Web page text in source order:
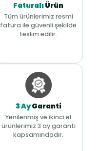
FaturalıÜrün
Tüm ürünlerimiz resmi
fatura ile güvenli şekilde
teslim edilir.
3 AyGaranti
Yenilenmiş ve ikinci el
ürünlerimiz 3 ay garanti
kapsamındadır.